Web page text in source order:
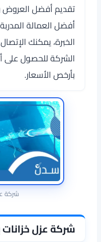
تقديم أفضل العروض
أفضل العمالة
الخبرة، يمكنك
الشركة للحصول على
بأرخص الأسعار.
شركة
شركة عزل